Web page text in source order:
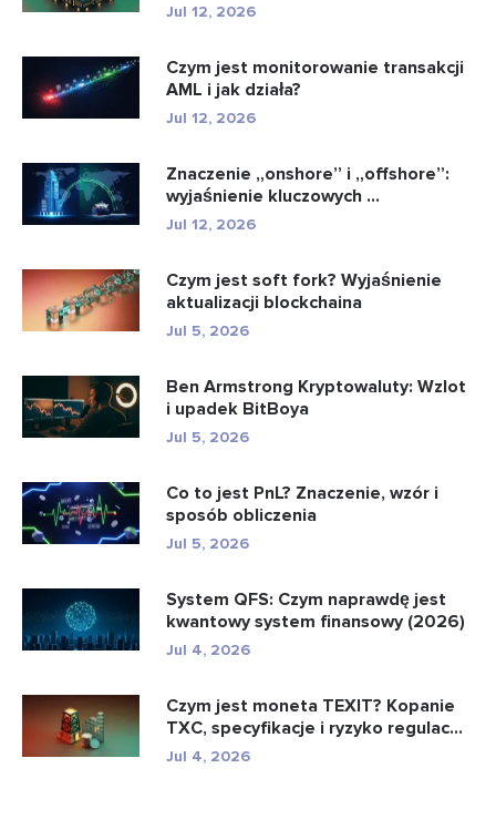
Jul 12, 2026
Czym jest monitorowanie transakcji
AML i jak działa?
Jul 12, 2026
Znaczenie „onshore” i „offshore”:
wyjaśnienie kluczowych ...
Jul 12, 2026
Czym jest soft fork? Wyjaśnienie
aktualizacji blockchaina
Jul 5, 2026
Ben Armstrong Kryptowaluty: Wzlot
i upadek BitBoya
Jul 5, 2026
Co to jest PnL? Znaczenie, wzór i
sposób obliczenia
Jul 5, 2026
System QFS: Czym naprawdę jest
kwantowy system finansowy (2026)
Jul 4, 2026
Czym jest moneta TEXIT? Kopanie
TXC, specyfikacje i ryzyko regulac...
Jul 4, 2026